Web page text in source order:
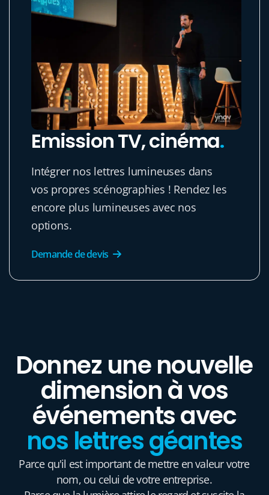
Emission TV, cinéma.
Intégrer nos lettres lumineuses dans
vos propres scénographies ! Rendez les
encore plus lumineuses avec nos
options.
Demande de devis
Donnez une nouvelle
dimension à vos
événements avec
nos lettres géantes
Parce qu'il est important de mettre en valeur votre
nom, ou celui de votre entreprise.